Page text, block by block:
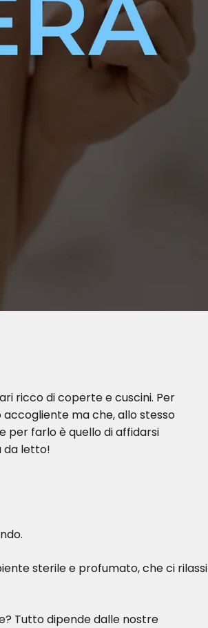
ricco di coperte e cuscini. Per
accogliente ma che, allo stesso
per farlo è quello di affidarsi
da letto!
sterile e profumato, che ci rilassi
Tutto dipende dalle nostre